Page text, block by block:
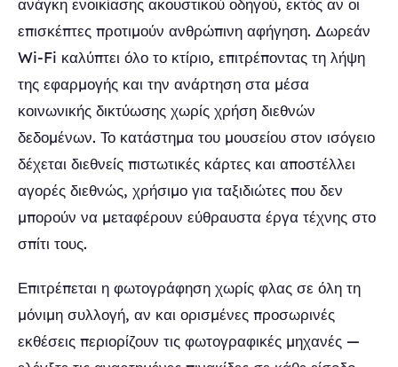
ανάγκη ενοικίασης ακουστικού οδηγού, εκτός αν οι
επισκέπτες προτιμούν ανθρώπινη αφήγηση. Δωρεάν
Wi-Fi καλύπτει όλο το κτίριο, επιτρέποντας τη λήψη
της εφαρμογής και την ανάρτηση στα μέσα
κοινωνικής δικτύωσης χωρίς χρήση διεθνών
δεδομένων. Το κατάστημα του μουσείου στον ισόγειο
δέχεται διεθνείς πιστωτικές κάρτες και αποστέλλει
αγορές διεθνώς, χρήσιμο για ταξιδιώτες που δεν
μπορούν να μεταφέρουν εύθραυστα έργα τέχνης στο
σπίτι τους.
Επιτρέπεται η φωτογράφηση χωρίς φλας σε όλη τη
μόνιμη συλλογή, αν και ορισμένες προσωρινές
εκθέσεις περιορίζουν τις φωτογραφικές μηχανές —